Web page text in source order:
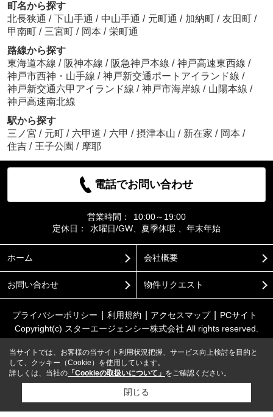
町名から探す
北長狭通 / 下山手通 / 中山手通 / 元町通 / 加納町 / 友田町 /
甲南町 / 三宮町 / 岡本 / 栄町通
路線から探す
東海道本線 / 阪神本線 / 阪急神戸本線 / 神戸高速東西線 /
神戸市西神・山手線 / 神戸新交通ポートアイランド線 /
神戸新交通六甲アイランド線 / 神戸市海岸線 / 山陽本線 /
神戸高速南北線
駅から探す
三ノ宮 / 元町 / 六甲道 / 六甲 / 摂津本山 / 新在家 / 岡本 /
住吉 / 王子公園 / 摩耶
電話でお問い合わせ
営業時間：
10:00～19:00
定休日：
水曜日/GW、夏季休暇 、年末年始
ホーム 会社概要
お問い合わせ 物件リクエスト
プライバシーポリシー 利用規約 アクセスマップ
PCサイト
Copyright(c) スターエージェンシー株式会社 All rights reserved.
当サイトでは、お客様の当サイト利用状況把握、サービス向上検討を目的と
して、クッキー（Cookie）を使用しています。
詳しくは、当社の 「Cookieの取扱いについて」 をご確認ください。
閉じる